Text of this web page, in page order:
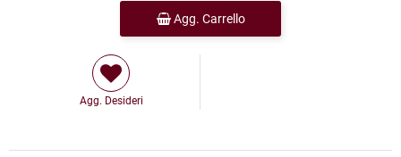
Agg. Carrello
Agg. Desideri